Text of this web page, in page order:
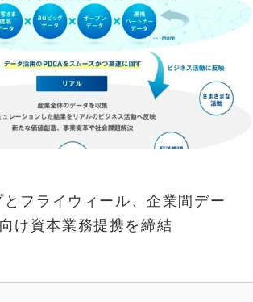
フライウィール、企業間デー
け資本業務提携を締結